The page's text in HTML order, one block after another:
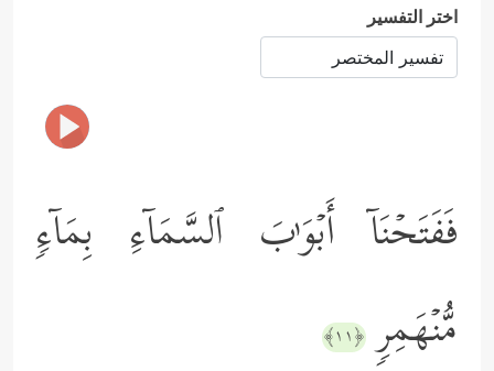
اختر التفسير
فَفَتَحۡنَاۤ أَبۡوَ ٰ⁠بَ ٱلسَّمَاۤءِ بِمَاۤءࣲ
مُّنۡهَمِرࣲ ﴿١١﴾